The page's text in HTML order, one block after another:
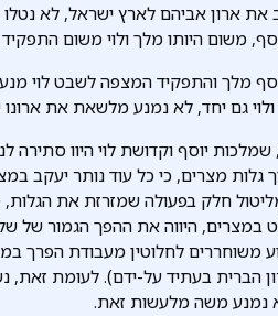
את ארון אביהם לארץ ישראל, לא נטלו
משום היותו מלך ולוי משום
מלך והתפקיד המצפה לשבט לוי
ולוי גם יחד, לא נמנע מלשאת את
יוסף וקדושת לוי היוו
גלות מצרים, כי כל עוד נותר יעקב
מליטול חלק בפעולה שמזרזת את
היווה את ההפך הגמור של
משוחררים לחלוטין מעבודת הפרך
הברית בעתיד על-ידם). לעומת זאת,
נמנע משה מלעשות זאת.